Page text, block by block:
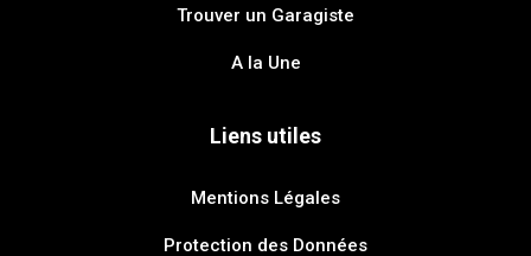
Trouver un Garagiste
A la Une
Liens utiles
Mentions Légales
Protection des Données